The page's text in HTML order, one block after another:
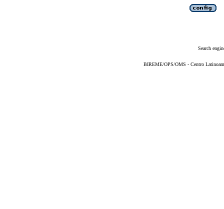
Search
BIREME/OPS/OMS - Centro